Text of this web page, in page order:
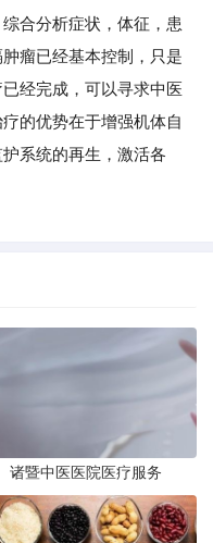
合分析症状，体征，患
瘤已经基本控制，只是
经完成，可以寻求中医
的优势在于增强机体自
系统的再生，激活各
诸暨中医医院医疗服务